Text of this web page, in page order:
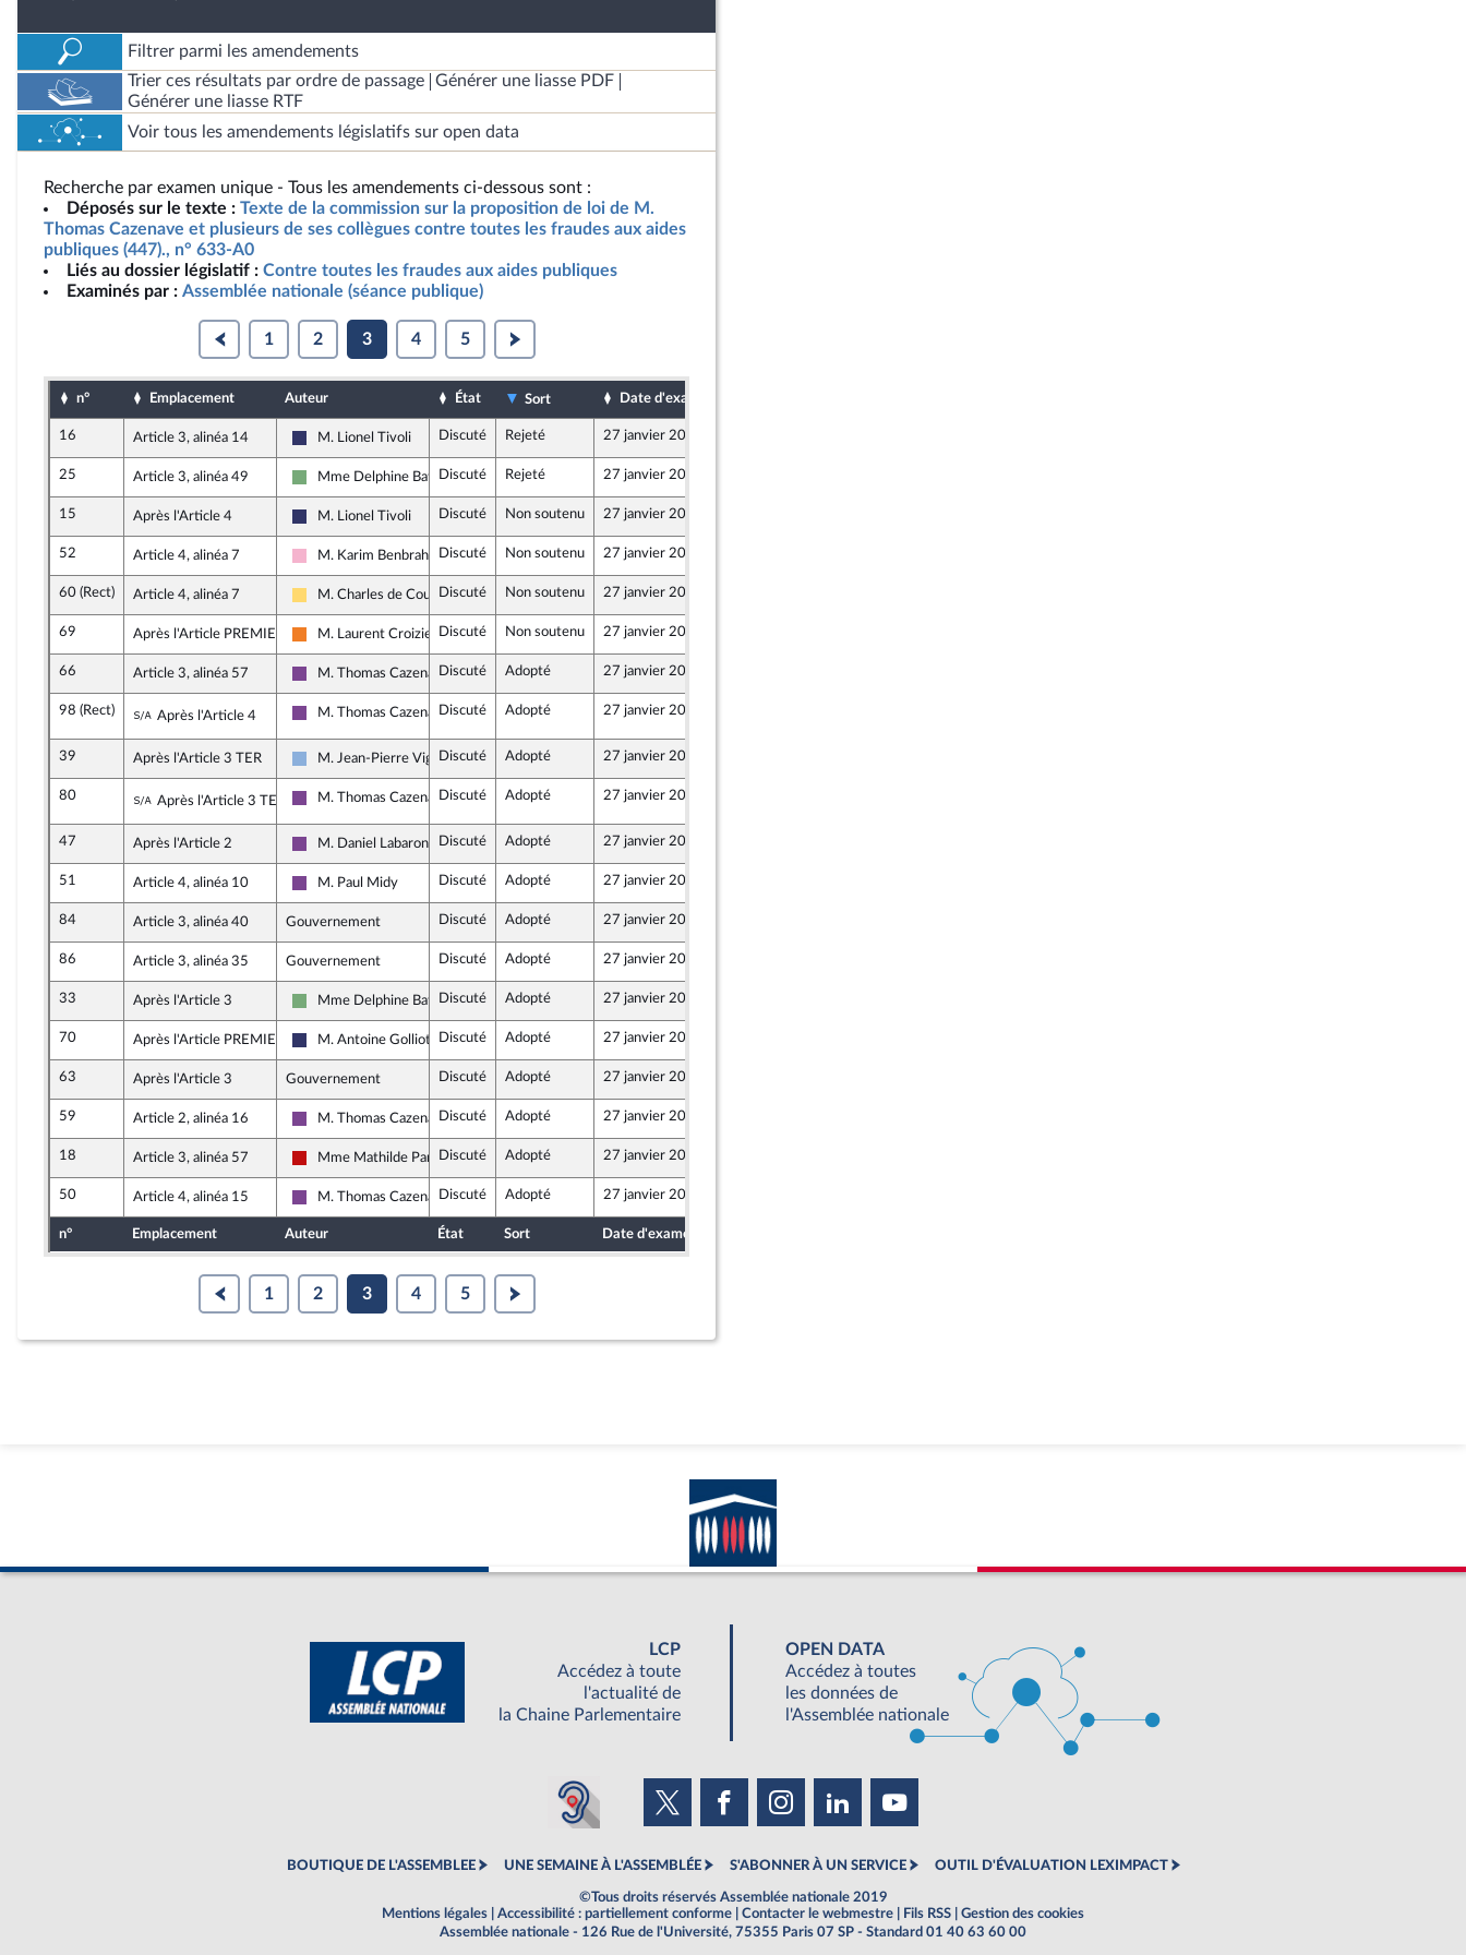
Filtrer parmi les amendements
Trier ces résultats par ordre de passage
Générer une liasse PDF
Générer une liasse RTF
Voir tous les amendements législatifs sur open data
Recherche par examen unique - Tous les amendements ci-dessous sont :
Déposés sur le texte : Texte de la commission sur la proposition de loi de M.
Thomas Cazenave et plusieurs de ses collègues contre toutes les fraudes aux aides
publiques (447)., n° 633-A0
Liés au dossier législatif : Contre toutes les fraudes aux aides publiques
Examinés par : Assemblée nationale (séance publique)
1 2 3 4 5
n° Emplacement Auteur État Sort Date d'examen
16 Article 3, alinéa 14
Rassemblement National
M. Lionel Tivoli Discuté Rejeté 27 janvier 2025
25 Article 3, alinéa 49
Écologiste et Social
Mme Delphine BathoDiscuté Rejeté 27 janvier 2025
15 Après l'Article 4
Rassemblement National
M. Lionel Tivoli Discuté Non soutenu 27 janvier 2025
52 Article 4, alinéa 7
Socialistes et apparentés
M. Karim BenbrahimDiscuté Non soutenu 27 janvier 2025
60 (Rect) Article 4, alinéa 7
Libertés, Indépendants, Outre-mer et Territoires
M. Charles de CoursonDiscuté Non soutenu 27 janvier 2025
69 Après l'Article PREMIER
Les Démocrates
M. Laurent Croizier Discuté Non soutenu 27 janvier 2025
66 Article 3, alinéa 57
Ensemble pour la République
M. Thomas CazenaveDiscuté Adopté 27 janvier 2025
98 (Rect) Sous-amendement de l'amendement n°12
Après l'Article 4 Ensemble pour la République
M. Thomas CazenaveDiscuté Adopté 27 janvier 2025
39 Après l'Article 3 TER
Droite Républicaine
M. Jean-Pierre VigierDiscuté Adopté 27 janvier 2025
80 Sous-amendement de l'amendement n°39
Après l'Article 3 TER Ensemble pour la République
M. Thomas CazenaveDiscuté Adopté 27 janvier 2025
47 Après l'Article 2
Ensemble pour la République
M. Daniel LabaronneDiscuté Adopté 27 janvier 2025
51 Article 4, alinéa 10
Ensemble pour la République
M. Paul Midy Discuté Adopté 27 janvier 2025
84 Article 3, alinéa 40 Gouvernement Discuté Adopté 27 janvier 2025
86 Article 3, alinéa 35 Gouvernement Discuté Adopté 27 janvier 2025
33 Après l'Article 3
Écologiste et Social
Mme Delphine BathoDiscuté Adopté 27 janvier 2025
70 Après l'Article PREMIER
Rassemblement National
M. Antoine Golliot Discuté Adopté 27 janvier 2025
63 Après l'Article 3 Gouvernement Discuté Adopté 27 janvier 2025
59 Article 2, alinéa 16
Ensemble pour la République
M. Thomas CazenaveDiscuté Adopté 27 janvier 2025
18 Article 3, alinéa 57
La France insoumise - Nouveau Front Populaire
Mme Mathilde PanotDiscuté Adopté 27 janvier 2025
50 Article 4, alinéa 15
Ensemble pour la République
M. Thomas CazenaveDiscuté Adopté 27 janvier 2025
n° Emplacement Auteur État Sort Date d'examen
1 2 3 4 5
LCP
Accédez à toute
l'actualité de
la Chaine Parlementaire
OPEN DATA
Accédez à toutes
les données de
l'Assemblée nationale
BOUTIQUE DE L'ASSEMBLEE UNE SEMAINE À L'ASSEMBLÉE S'ABONNER À UN SERVICE OUTIL D'ÉVALUATION LEXIMPACT
©Tous droits réservés Assemblée nationale 2019
Mentions légales
Accessibilité : partiellement conforme Contacter le webmestre Fils RSS
Gestion des cookies
Assemblée nationale - 126 Rue de l'Université, 75355 Paris 07 SP - Standard 01 40 63 60 00